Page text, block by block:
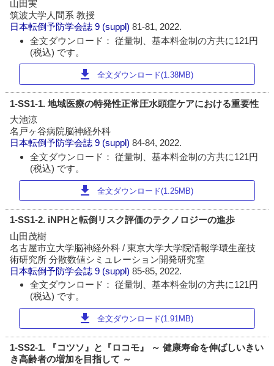
山田実
筑波大学人間系 教授
日本転倒予防学会誌 9 (suppl)81-81, 2022.
全文ダウンロード： 従量制、基本料金制の方共に121円
(税込) です。
download 全文ダウンロード(1.38MB)
1-SS1-1. 地域医療の特発性正常圧水頭症ケアにおける重要性
大池涼
名戸ヶ谷病院脳神経外科
日本転倒予防学会誌 9 (suppl)84-84, 2022.
全文ダウンロード： 従量制、基本料金制の方共に121円
(税込) です。
download 全文ダウンロード(1.25MB)
1-SS1-2. iNPHと転倒リスク評価のテクノロジーの進歩
山田茂樹
名古屋市立大学脳神経外科 / 東京大学大学院情報学環生産技
術研究所 分散数値シミュレーション開発研究室
日本転倒予防学会誌 9 (suppl)85-85, 2022.
全文ダウンロード： 従量制、基本料金制の方共に121円
(税込) です。
download 全文ダウンロード(1.91MB)
1-SS2-1. 『コツソ』と『ロコモ』 ～ 健康寿命を伸ばしいきい
き高齢者の増加を目指して ～